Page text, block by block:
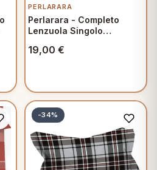
PERLARARA
Perlarara - Completo
Lenzuola Singolo
Primavera Verde
19,00 €
-34%